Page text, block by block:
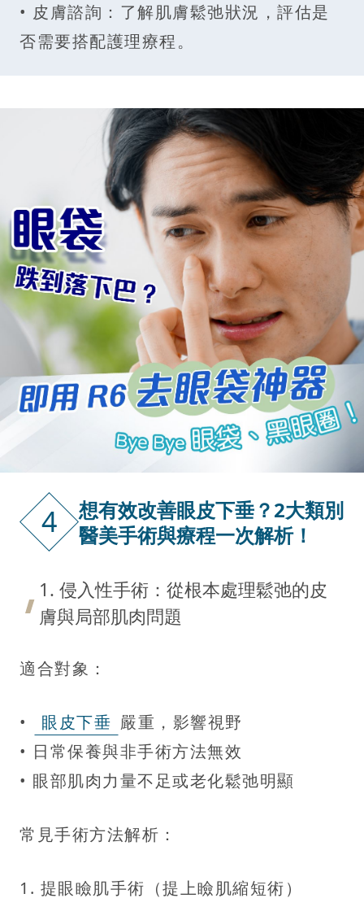
• 皮膚諮詢：了解肌膚鬆弛狀況，評估是
否需要搭配護理療程。
4
想有效改善眼皮下垂？2大類別
醫美手術與療程一次解析！
1. 侵入性手術：從根本處理鬆弛的皮
膚與局部肌肉問題
適合對象：
• 眼皮下垂 嚴重，影響視野
• 日常保養與非手術方法無效
• 眼部肌肉力量不足或老化鬆弛明顯
常見手術方法解析：
1. 提眼瞼肌手術（提上瞼肌縮短術）